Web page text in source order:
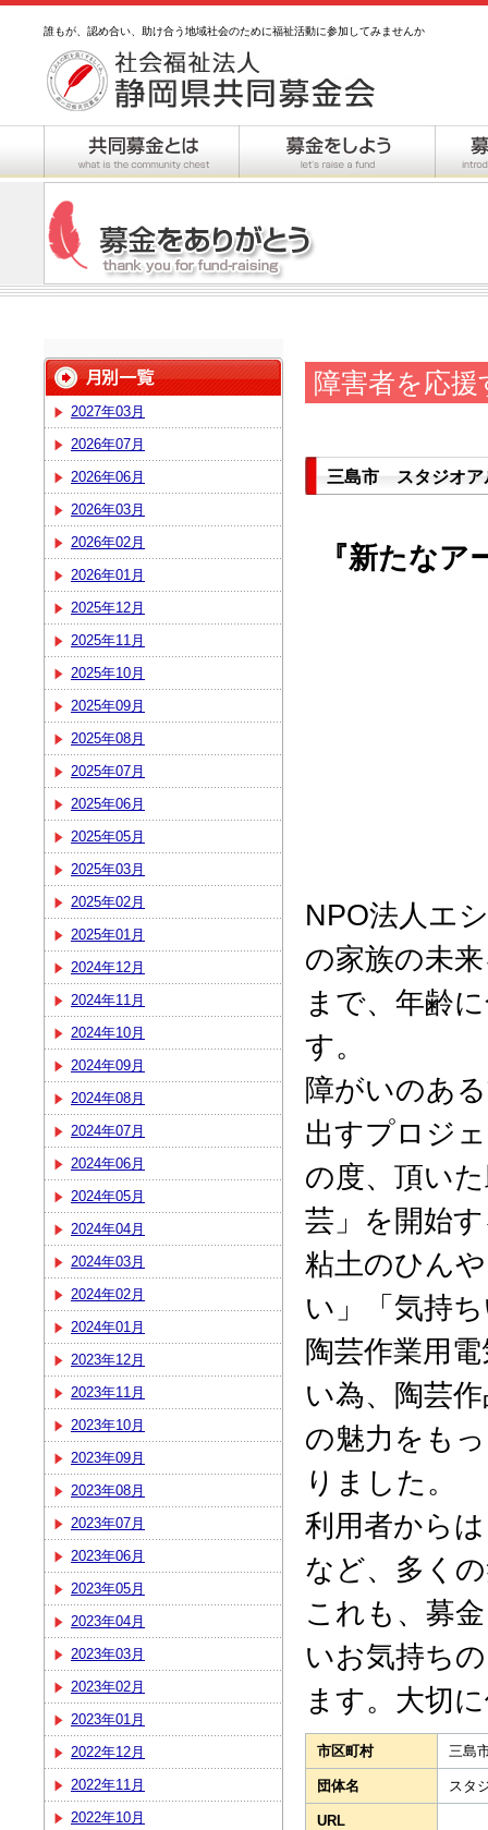
誰もが、認め合い、助け合う地域社会のために福祉活動に参加してみませんか
2027年03月
2026年07月
2026年06月
2026年03月
2026年02月
2026年01月
2025年12月
2025年11月
2025年10月
2025年09月
2025年08月
2025年07月
2025年06月
2025年05月
2025年03月
2025年02月
2025年01月
2024年12月
2024年11月
2024年10月
2024年09月
2024年08月
2024年07月
2024年06月
2024年05月
2024年04月
2024年03月
2024年02月
2024年01月
2023年12月
2023年11月
2023年10月
2023年09月
2023年08月
2023年07月
2023年06月
2023年05月
2023年04月
2023年03月
2023年02月
2023年01月
2022年12月
2022年11月
2022年10月
障害者を応
三島市 スタジオア
『新たな
NPO法人エ
の家族の未
まで、年齢
す。
障がいのあ
出すプロジ
の度、頂い
芸」を開始
粘土のひん
い」「気持
陶芸作業用
い為、陶芸
の魅力をも
りました。
利用者から
など、多く
これも、募
いお気持ち
ます。大切
市区町村 三島
団体名 スタ
URL